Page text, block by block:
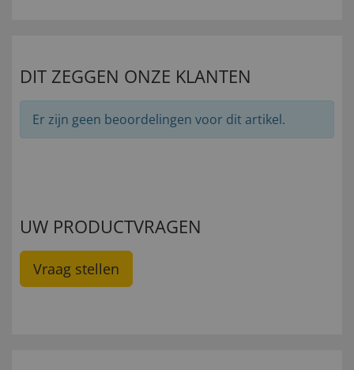
DIT ZEGGEN ONZE KLANTEN
Er zijn geen beoordelingen voor dit artikel.
UW PRODUCTVRAGEN
Vraag stellen